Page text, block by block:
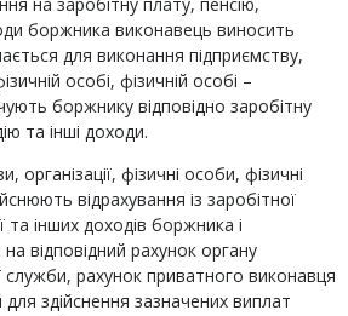
боржника виконавець виносить
для виконання підприємству,
особі, фізичній особі –
боржнику відповідно заробітну
та інші доходи.
організації, фізичні особи, фізичні
відрахування із заробітної
та інших доходів боржника і
відповідний рахунок органу
рахунок приватного виконавця
здійснення зазначених виплат